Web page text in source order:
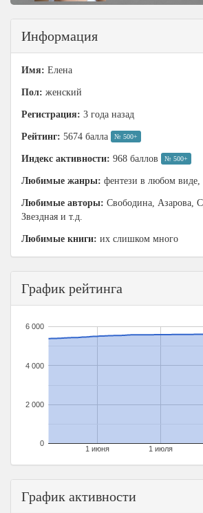
Информация
Имя: Елена
Пол: женский
Регистрация: 3 года назад
Рейтинг: 5674 балла № 500+
Индекс активности: 968 баллов № 500+
Любимые жанры: фентези в любом
Любимые авторы: Свободина, Азарова,
Звездная и т.д.
Любимые книги: их слишком много
График рейтинга
1 июня 1 июля
0
2 000
4 000
6 000
График активности